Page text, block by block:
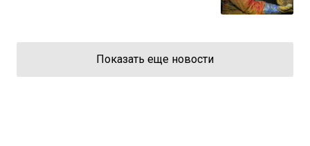
Показать еще новости